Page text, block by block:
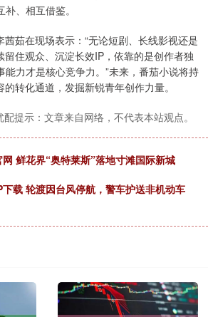
、相互借鉴。
茹在现场表示：“无论短剧、长线影视还是
留住观众、沉淀长效IP，依靠的是创作者独
能力才是核心竞争力。”未来，番茄小说将持
转化通道，发掘新锐青年创作力量。
配提示：文章来自网络，不代表本站观点。
鲜花界“奥特莱斯”落地寸滩国际新城
载 轮渡因台风停航，警车护送非机动车